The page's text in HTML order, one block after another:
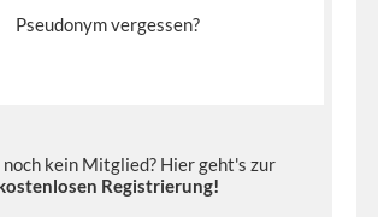
Pseudonym vergessen?
noch kein Mitglied? Hier geht's zur
Registrierung!